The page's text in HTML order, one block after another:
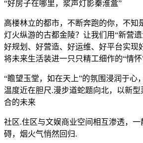
“好房子在哪里，浆声灯影秦淮盒”
高楼林立的都市，不断奔跑的你，不知
灯火纵游的古都金陵？让我们用“新营
好规划、好营造、好运维、好平台实现
将未来生活装进一只只精工细作的“情怀
“瞻望玉堂，如在天上”的氛围浸润于心
温度近在胆尺.漫步道蛇题向北，以新
合的未来
社区.住区与文娱商业空间相互渗透，
碍，烟火气悄然回归.